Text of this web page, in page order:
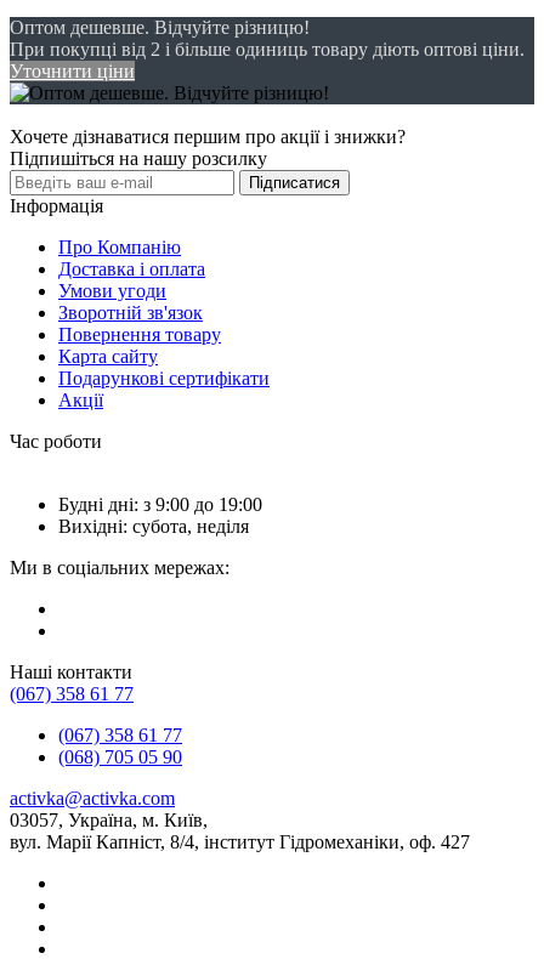
Оптом дешевше. Відчуйте різницю!
При покупці від 2 і більше одиниць товару діють оптові ціни.
Уточнити ціни
Хочете дізнаватися першим про акції і знижки?
Підпишіться на нашу розсилку
Підписатися
Інформація
Про Компанію
Доставка і оплата
Умови угоди
Зворотній зв'язок
Повернення товару
Карта сайту
Подарункові сертифікати
Акції
Час роботи
Будні дні: з 9:00 до 19:00
Вихідні: субота, неділя
Ми в соціальних мережах:
Наші контакти
(067) 358 61 77
(067) 358 61 77
(068) 705 05 90
activka@activka.com
03057, Україна, м. Київ,
вул. Марії Капніст, 8/4, інститут Гідромеханіки, оф. 427